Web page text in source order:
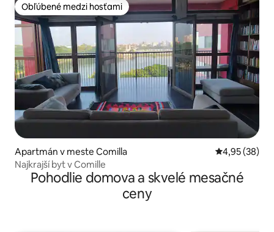
Obľúbené medzi hosťami
Obľúbené medzi hosťami
Apartmán v meste Comilla Priemerné
4,95 (38)
Najkrajší byt v Comille
Pohodlie domova a skvelé mesačné
ceny